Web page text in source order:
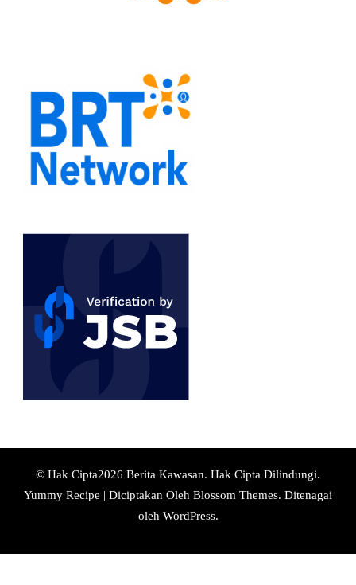
© Hak Cipta2026 Berita Kawasan. Hak Cipta Dilindungi.
Yummy Recipe | Diciptakan Oleh Blossom Themes. Ditenagai
oleh WordPress.